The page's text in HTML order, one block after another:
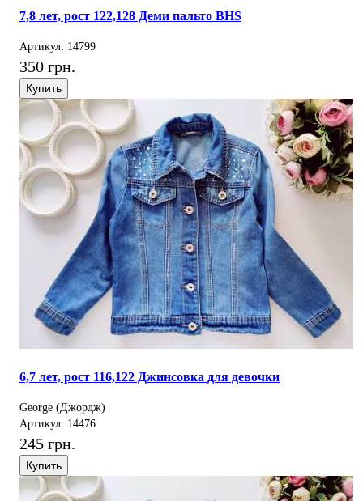
7,8 лет, рост 122,128 Деми пальто BHS
Артикул: 14799
350 грн.
Купить
6,7 лет, рост 116,122 Джинсовка для девочки
George (Джордж)
Артикул: 14476
245 грн.
Купить